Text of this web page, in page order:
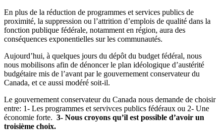
En plus de la réduction de programmes et services publics de
proximité, la suppression ou l’attrition d’emplois de qualité dans la
fonction publique fédérale, notamment en région, aura des
conséquences exponentielles sur les communautés.
Aujourd’hui, à quelques jours du dépôt du budget fédéral, nous
nous mobilisons afin de dénoncer le plan idéologique d’austérité
budgétaire mis de l’avant par le gouvernement conservateur du
Canada, et ce aussi modéré soit-il.
Le gouvernement conservateur du Canada nous demande de choisir
entre: 1- Les programmes et servivces publics fédéraux ou 2- Une
économie forte. 3- Nous croyons qu’il est possible d’avoir un
troisième choix.